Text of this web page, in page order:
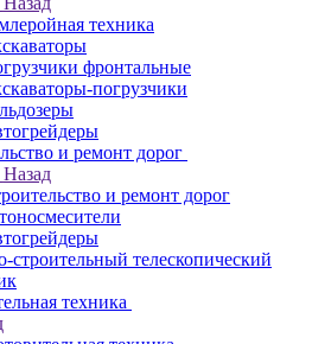
техника
фронтальные
погрузчики
и ремонт дорог
Назад
и ремонт дорог
строительный телескопический
техника